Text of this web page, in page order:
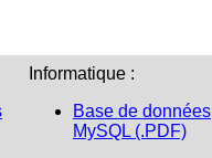
Informatique :
Base de données
MySQL (.PDF)